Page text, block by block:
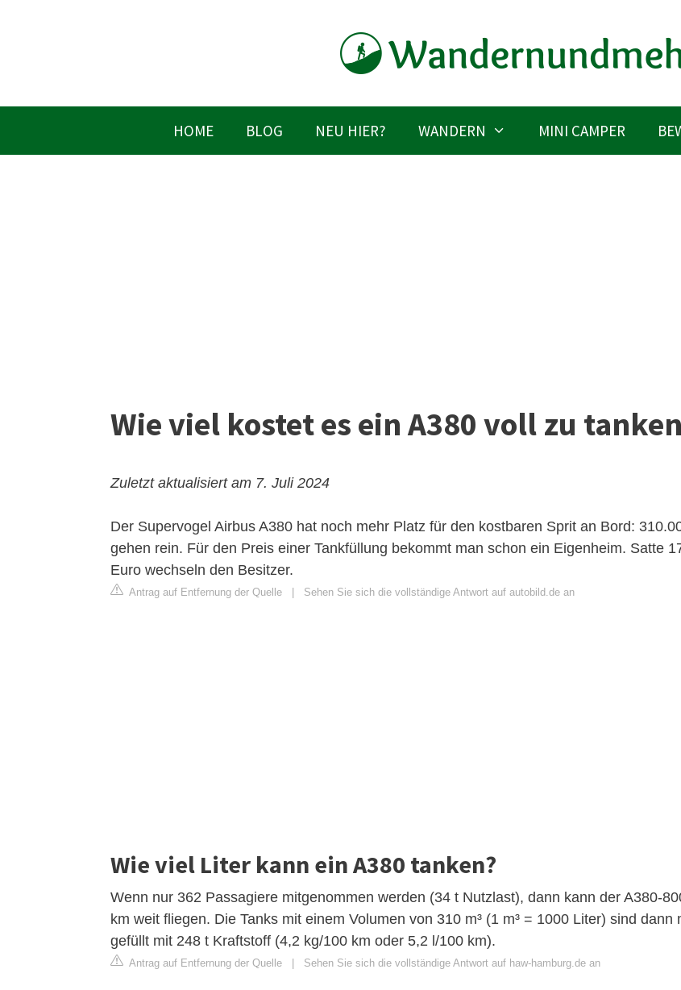
HOME BLOG NEU HIER? WANDERN MINI CAMPER
Wie viel kostet es ein A380 voll zu
Zuletzt aktualisiert am 7. Juli 2024
Der Supervogel Airbus A380 hat noch mehr Platz für den kostbaren Sprit an Bord:
gehen rein. Für den Preis einer Tankfüllung bekommt man schon ein Eigenheim. Satte
Euro wechseln den Besitzer.
Antrag auf Entfernung der Quelle Sehen Sie sich die vollständige Antwort auf autobild.de an
Wie viel Liter kann ein A380 tanken?
Wenn nur 362 Passagiere mitgenommen werden (34 t Nutzlast), dann kann der A380-
km weit fliegen. Die Tanks mit einem Volumen von 310 m³ (1 m³ = 1000 Liter) sind dann
gefüllt mit 248 t Kraftstoff (4,2 kg/100 km oder 5,2 l/100 km).
Antrag auf Entfernung der Quelle Sehen Sie sich die vollständige Antwort auf haw-hamburg.de an